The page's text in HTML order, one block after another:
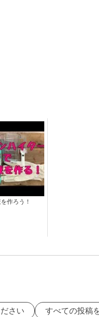
作ろう！
さい すべての投稿